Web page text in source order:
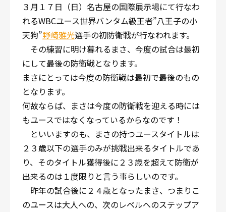
〒192-0072 東京都八王子市南町3-8 第2原嶋ビル1F
Tel/Fax：042-622-7222
営業時間：月〜土 14:00〜22:00 / 日・祝 14:00〜19:00
３月１７日（日）名古屋の国際展示場にて行なわ
れるWBCユース世界バンタム級王者”八王子の小
天狗”野崎雅光選手の初防衛戦が行なわれます。
その練習に明け暮れるまさ、今度の試合は最初
にして最後の防衛戦となります。
まさにとっては今度の防衛戦は最初で最後のもの
となります。
何故ならば、まさは今度の防衛戦を迎える時には
もユースではなくなっているからなのです！
といいますのも、まさの持つユースタイトルは
２３歳以下の選手のみが挑戦出来るタイトルであ
り、そのタイトル獲得後に２３歳を超えて防衛が
出来るのは１度限りと言う事らしいのです。
昨年の試合後に２４歳となったまさ、つまりこ
のユースは大人への、次のレベルへのステップア